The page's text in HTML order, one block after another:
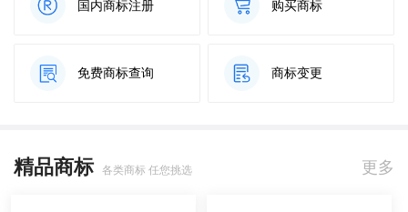
国内商标注册 购买商标
免费商标查询 商标变更
精品商标 各类商标 任您挑选 更多